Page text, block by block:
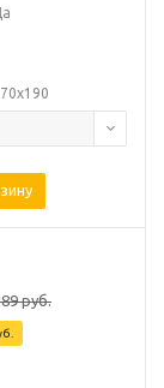
руб.